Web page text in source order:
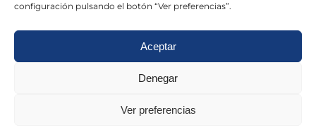
configuración pulsando el botón “Ver preferencias”.
Aceptar
Denegar
Ver preferencias
Politica de cookies|Aviso Legal
Madrid|Tarragona